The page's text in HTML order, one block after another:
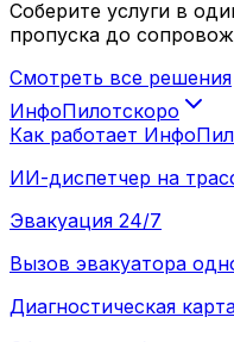
Соберите услуги в
пропуска до
Смотреть все решения
ИнфоПилотскоро
Как работает
ИИ-диспетчер на
Эвакуация 24/7
Вызов эвакуатора
Диагностическая